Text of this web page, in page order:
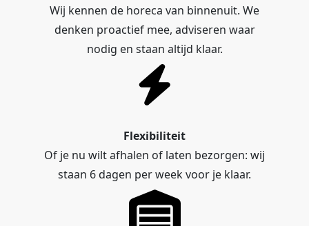
Wij kennen de horeca van binnenuit. We
denken proactief mee, adviseren waar
nodig en staan altijd klaar.
Flexibiliteit
Of je nu wilt afhalen of laten bezorgen: wij
staan 6 dagen per week voor je klaar.